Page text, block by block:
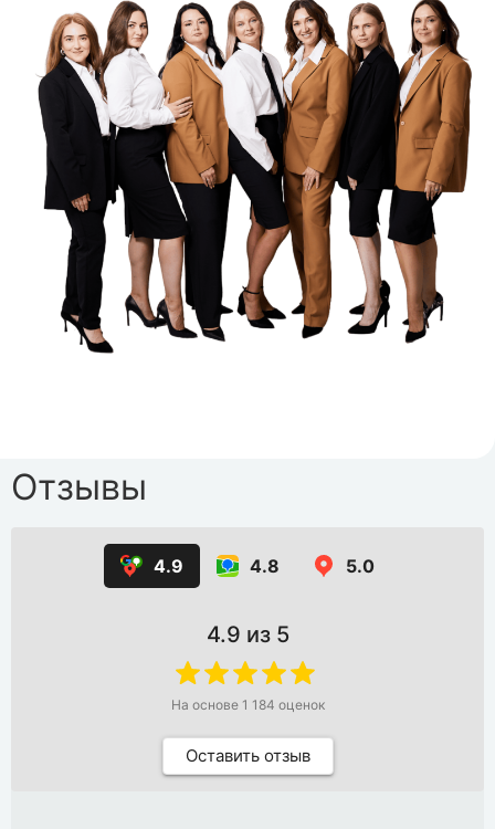
Отзывы
4.9 4.8 5.0
4.9 из 5
На основе 1 184 оценок
Оставить отзыв